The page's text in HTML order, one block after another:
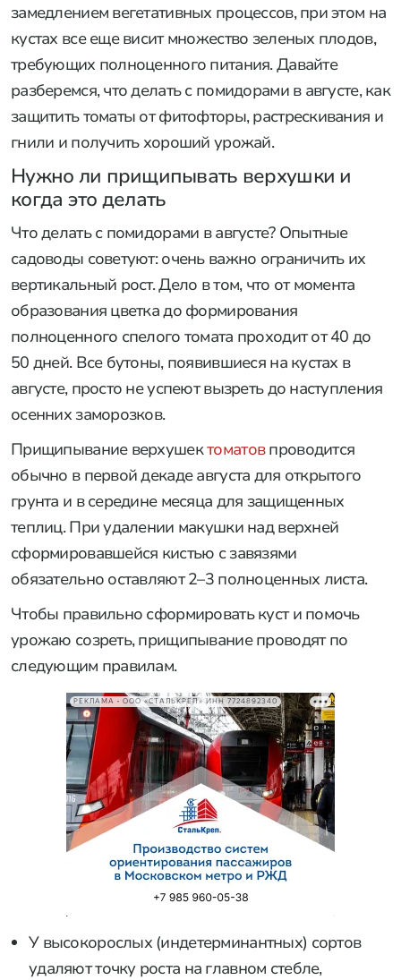
замедлением вегетативных процессов, при этом на
кустах все еще висит множество зеленых плодов,
требующих полноценного питания. Давайте
разберемся, что делать с помидорами в августе, как
защитить томаты от фитофторы, растрескивания и
гнили и получить хороший урожай.
Нужно ли прищипывать верхушки и
когда это делать
Что делать с помидорами в августе? Опытные
садоводы советуют: очень важно ограничить их
вертикальный рост. Дело в том, что от момента
образования цветка до формирования
полноценного спелого томата проходит от 40 до
50 дней. Все бутоны, появившиеся на кустах в
августе, просто не успеют вызреть до наступления
осенних заморозков.
Прищипывание верхушектоматовпроводится
обычно в первой декаде августа для открытого
грунта и в середине месяца для защищенных
теплиц. При удалении макушки над верхней
сформировавшейся кистью с завязями
обязательно оставляют 2–3 полноценных листа.
Чтобы правильно сформировать куст и помочь
урожаю созреть, прищипывание проводят по
следующим правилам.
РЕКЛАМА • ООО «СТАЛЬКРЕП» ИНН 7724892340
У высокорослых (индетерминантных) сортов
удаляют точку роста на главном стебле,